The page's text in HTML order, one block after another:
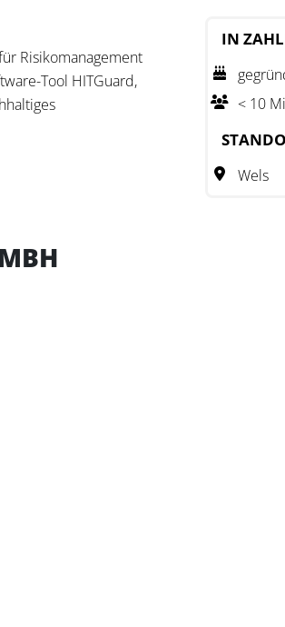
Risikomanagement
Tool HITGuard,
eine fundierte Basis,
IN
< 10
Wels